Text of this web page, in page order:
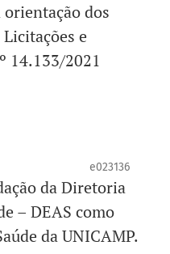
dos
e
14.133/2021
e023136
da Diretoria
– DEAS como
da UNICAMP.